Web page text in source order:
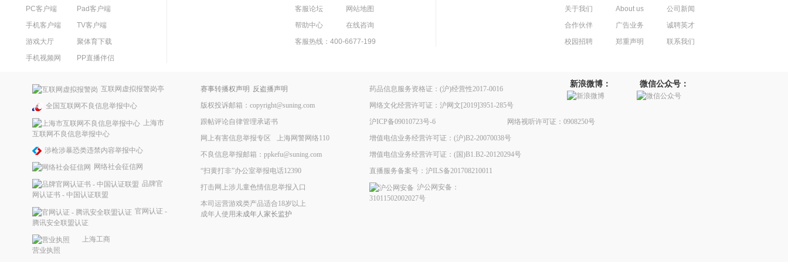
PC客户端
Pad客户端
手机客户端
TV客户端
游戏大厅
聚体育下载
手机视频网
PP直播伴侣
客服论坛
网站地图
帮助中心
在线咨询
客服热线：400-6677-199
关于我们 About us
公司新闻
合作伙伴
广告业务
诚聘英才
校园招聘
郑重声明 联系我们
互联网虚拟报警岗亭
全国互联网不良信息举报中心
上海市
互联网不良信息举报中心
涉枪涉暴恐类违禁内容举报中心
网络社会征信网
品牌官
网认证书 - 中国认证联盟
官网认证 -
腾讯安全联盟认证
营业执照
上海工商
赛事转播权声明 反盗播声明
版权投诉邮箱：copyright@suning.com
跟帖评论自律管理承诺书
网上有害信息举报专区
上海网警网络110
不良信息举报邮箱：ppkefu@suning.com
“扫黄打非”办公室举报电话12390
打击网上涉儿童色情信息举报入口
本司运营游戏类产品适合18岁以上
成年人使用未成年人家长监护
药品信息服务资格证：(沪)经营性2017-0016
网络文化经营许可证：沪网文[2019]3951-285号
沪ICP备09010723号-6
网络视听许可证：0908250号
增值电信业务经营许可证：(沪)B2-20070038号
增值电信业务经营许可证：(国)B1.B2-20120294号
直播服务备案号：沪ILS备201708210011
沪公网安备：
31011502002027号
新浪微博： 微信公众号：